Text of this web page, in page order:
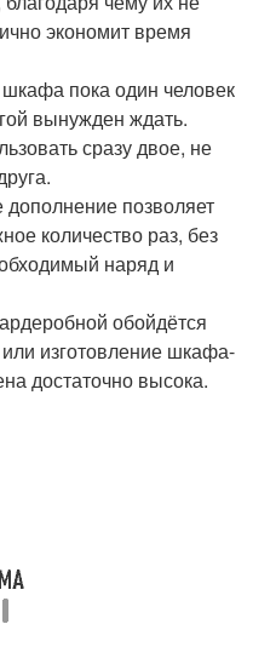
экономит время
пока один человек
вынужден ждать.
сразу двое, не
позволяет
количество раз, без
наряд и
обойдётся
изготовление шкафа-
достаточно высока.